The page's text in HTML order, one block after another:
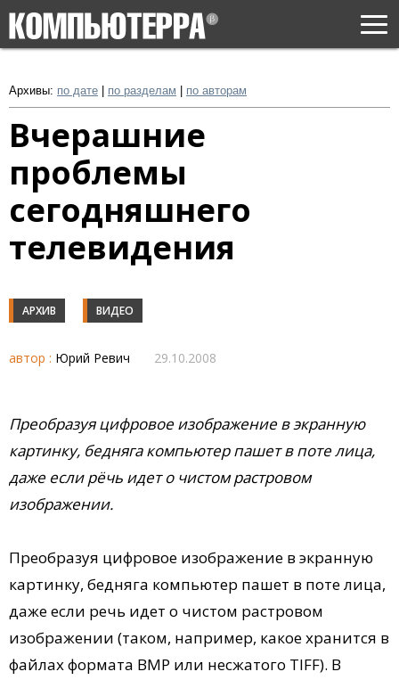
Архивы: по дате по разделам по авторам
Вчерашние
проблемы
сегодняшнего
телевидения
АРХИВ ВИДЕО
автор : Юрий Ревич 29.10.2008
Преобразуя цифровое изображение в экранную
картинку, бедняга компьютер пашет в поте лица,
даже если рёчь идет о чистом растровом
изображении.
Преобразуя цифровое изображение в экранную
картинку, бедняга компьютер пашет в поте лица,
даже если речь идет о чистом растровом
изображении (таком, например, какое хранится в
файлах формата BMP или несжатого TIFF). В